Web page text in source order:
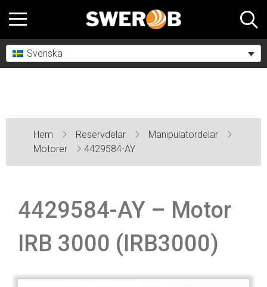
Svenska
Hem Reservdelar
Manipulatordelar
Motorer
4429584-AY
4429584-AY – Motor
IRB 3000 (IRB3000)